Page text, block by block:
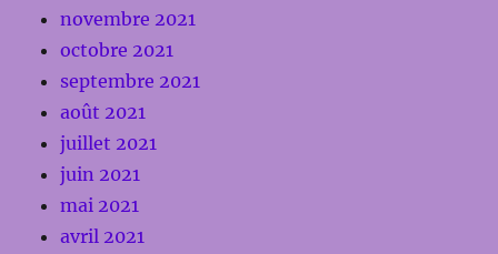
novembre 2021
octobre 2021
septembre 2021
août 2021
juillet 2021
juin 2021
mai 2021
avril 2021